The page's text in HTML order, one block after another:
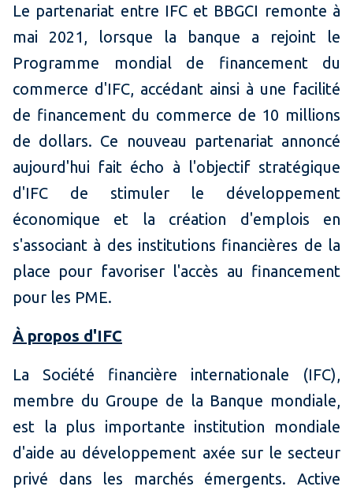
Le partenariat entre IFC et BBGCI remonte à
mai 2021, lorsque la banque a rejoint le
Programme mondial de financement du
commerce d'IFC, accédant ainsi à une facilité
de financement du commerce de 10 millions
de dollars. Ce nouveau partenariat annoncé
aujourd'hui fait écho à l'objectif stratégique
d'IFC de stimuler le développement
économique et la création d'emplois en
s'associant à des institutions financières de la
place pour favoriser l'accès au financement
pour les PME.
À propos d'IFC
La Société financière internationale (IFC),
membre du Groupe de la Banque mondiale,
est la plus importante institution mondiale
d'aide au développement axée sur le secteur
privé dans les marchés émergents. Active